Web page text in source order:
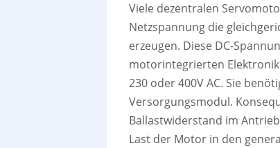
Viele dezentralen
Netzspannung die
erzeugen. Diese DC-
motorintegrierten
230 oder 400V AC. Sie
Versorgungsmodul.
Ballastwiderstand im
Last der Motor in den